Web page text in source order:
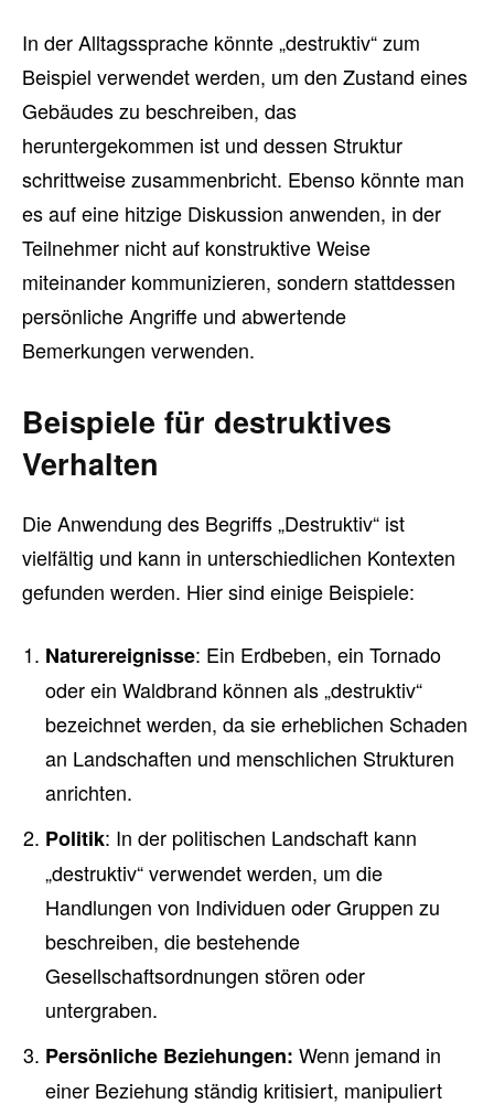
In der Alltagssprache könnte „destruktiv“ zum
Beispiel verwendet werden, um den Zustand eines
Gebäudes zu beschreiben, das
heruntergekommen ist und dessen Struktur
schrittweise zusammenbricht. Ebenso könnte man
es auf eine hitzige Diskussion anwenden, in der
Teilnehmer nicht auf konstruktive Weise
miteinander kommunizieren, sondern stattdessen
persönliche Angriffe und abwertende
Bemerkungen verwenden.
Beispiele für destruktives
Verhalten
Die Anwendung des Begriffs „Destruktiv“ ist
vielfältig und kann in unterschiedlichen Kontexten
gefunden werden. Hier sind einige Beispiele:
Naturereignisse: Ein Erdbeben, ein Tornado
oder ein Waldbrand können als „destruktiv“
bezeichnet werden, da sie erheblichen Schaden
an Landschaften und menschlichen Strukturen
anrichten.
Politik: In der politischen Landschaft kann
„destruktiv“ verwendet werden, um die
Handlungen von Individuen oder Gruppen zu
beschreiben, die bestehende
Gesellschaftsordnungen stören oder
untergraben.
Persönliche Beziehungen: Wenn jemand in
einer Beziehung ständig kritisiert, manipuliert